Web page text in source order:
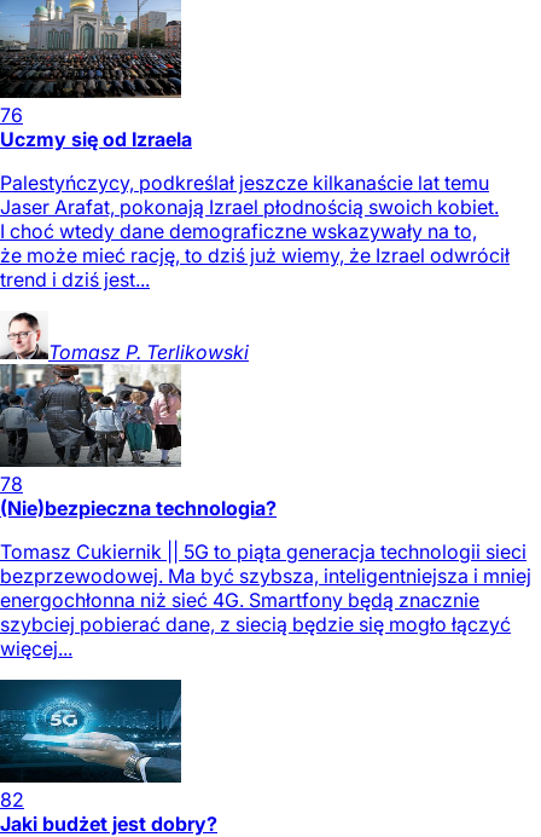
76
Uczmy się od Izraela
Palestyńczycy, podkreślał jeszcze kilkanaście lat temu
Jaser Arafat, pokonają Izrael płodnością swoich kobiet.
I choć wtedy dane demograficzne wskazywały na to,
że może mieć rację, to dziś już wiemy, że Izrael odwrócił
trend i dziś jest...
Tomasz P. Terlikowski
78
(Nie)bezpieczna technologia?
Tomasz Cukiernik || 5G to piąta generacja technologii sieci
bezprzewodowej. Ma być szybsza, inteligentniejsza i mniej
energochłonna niż sieć 4G. Smartfony będą znacznie
szybciej pobierać dane, z siecią będzie się mogło łączyć
więcej...
82
Jaki budżet jest dobry?